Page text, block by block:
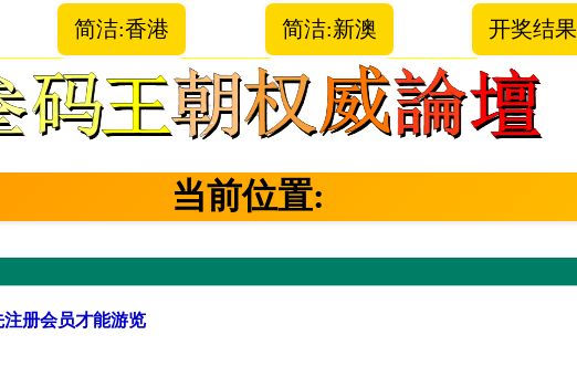
简洁:香港 简洁:新澳 开奖结果
当前位置:
册会员才能游览